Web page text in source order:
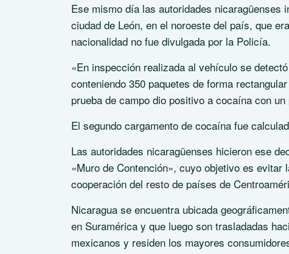
Ese mismo día las autoridades nicaragüenses
ciudad de León, en el noroeste del país, que
nacionalidad no fue divulgada por la Policía.
«En inspección realizada al vehículo se
conteniendo 350 paquetes de forma
prueba de campo dio positivo a cocaína con
El segundo cargamento de cocaína fue
Las autoridades nicaragüenses hicieron ese
«Muro de Contención», cuyo objetivo es
cooperación del resto de países de
Nicaragua se encuentra ubicada
en Suramérica y que luego son trasladadas
mexicanos y residen los mayores